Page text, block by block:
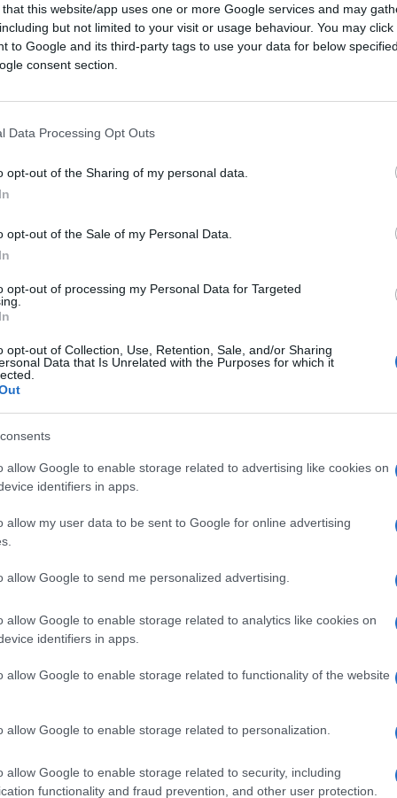
that this website/app uses one or more Google services and may
but not limited to your visit or usage behaviour. You may
to Google and its third-party tags to use your data for below
consent section.
Data Processing Opt Outs
opt-out of the Sharing of my personal data.
opt-out of the Sale of my Personal Data.
opt-out of processing my Personal Data for Targeted
opt-out of Collection, Use, Retention, Sale, and/or Sharing
Data that Is Unrelated with the Purposes for which it
allow Google to enable storage related to advertising like cookies on
identifiers in apps.
allow my user data to be sent to Google for online advertising
allow Google to send me personalized advertising.
allow Google to enable storage related to analytics like cookies on
identifiers in apps.
allow Google to enable storage related to functionality of the website
allow Google to enable storage related to personalization.
allow Google to enable storage related to security, including
functionality and fraud prevention, and other user protection.
del rapporto tra le nuove scienze e
sulla vita degli uomini. Ed innumerevoli
scientifico che presero in
macchina. Da Archimede ad
in particolare, grandemente ammirato
ampiamente riportato dai media in ogni
la capacità di adattarsi al cambiamento”
l’intendiamo noi umani)
di dati che solo la cibernetica permette,
e una valenza tutt’altro che trascurabile
al di là del suo evidente tono satirico,
i suoi più grandi estimatori, moltissimi
capacità di resistere alla
che profondi conoscitori della
che dimostrano la possibilità pratica
gravosi per l’uomo è ciò, dai primordi ad
quale tendiamo per natura, perché è
tecnica per
migliorare la nostra
pensiero umano che sempre più